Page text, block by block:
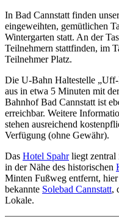
In Bad Cannstatt finden
eingeweihten, gemütlichen
Wintergarten statt. An der
Teilnehmern stattfinden, im
Teilnehmer Platz.
Die U-Bahn Haltestelle
aus in etwa 5 Minuten mit
Bahnhof Bad Cannstatt ist
erreichbar. Weitere
stehen ausreichend
Verfügung (ohne Gewähr).
Das Hotel Spahrliegt zentral
in der Nähe des historischen
Minten Fußweg entfernt,
bekannte Solebad Cannstatt,
Lokale.